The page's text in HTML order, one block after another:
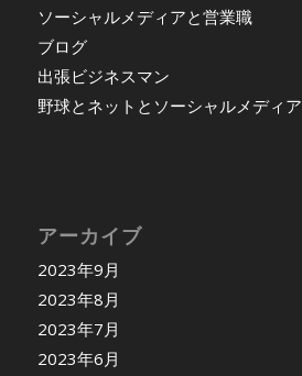
ソーシャルメディアと営業職
ブログ
出張ビジネスマン
野球とネットとソーシャルメディア
アーカイブ
2023年9月
2023年8月
2023年7月
2023年6月